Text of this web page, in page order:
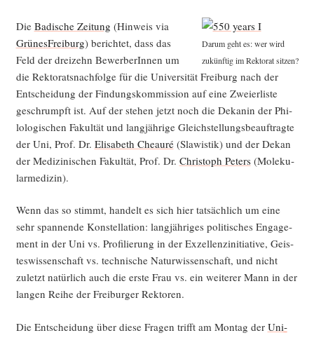
Dar­um geht es: wer wird
zukünf­tig im Rek­to­rat sitzen?
Die Badi­sche Zei­tung (Hin­weis via
Grü­nes­Frei­burg) berich­tet, dass das
Feld der drei­zehn Bewer­be­rIn­nen um
die Rek­to­rats­nach­fol­ge für die Uni­ver­si­tät Frei­burg nach der
Ent­schei­dung der Fin­dungs­kom­mis­si­on auf eine Zwei­er­lis­te
geschrumpft ist. Auf der ste­hen jetzt noch die Deka­nin der Phi­
lo­lo­gi­schen Fakul­tät und lang­jäh­ri­ge Gleich­stel­lungs­be­auf­trag­te
der Uni, Prof. Dr. Eli­sa­beth Che­au­ré(Sla­wis­tik) und der Dekan
der Medi­zi­ni­schen Fakul­tät, Prof. Dr. Chris­toph Peters(Mole­ku­
lar­me­di­zin).
Wenn das so stimmt, han­delt es sich hier tat­säch­lich um eine
sehr span­nen­de Kon­stel­la­ti­on: lang­jäh­ri­ges poli­ti­sches Enga­ge­
ment in der Uni vs. Pro­fi­lie­rung in der Exzel­lenz­in­itia­ti­ve, Geis­
tes­wis­sen­schaft vs. tech­ni­sche Natur­wis­sen­schaft, und nicht
zuletzt natür­lich auch die ers­te Frau vs. ein wei­te­rer Mann in der
lan­gen Rei­he der Frei­bur­ger Rektoren.
Die Ent­schei­dung über die­se Fra­gen trifft am Mon­tag der Uni­